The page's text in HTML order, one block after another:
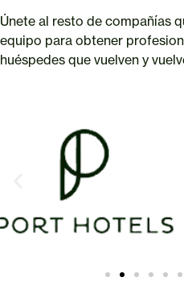
Únete al resto de compañías
equipo para obtener
huéspedes que vuelven y